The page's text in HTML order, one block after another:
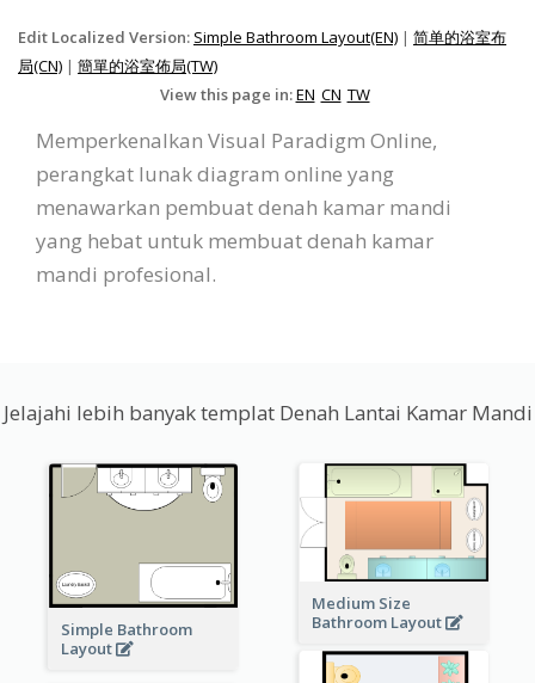
Edit Localized Version: Simple Bathroom Layout(EN) | 简单的浴室布
局(CN) | 簡單的浴室佈局(TW)
View this page in:EN CN TW
Memperkenalkan Visual Paradigm Online,
perangkat lunak diagram online yang
menawarkan pembuat denah kamar mandi
yang hebat untuk membuat denah kamar
mandi profesional.
Jelajahi lebih banyak templat Denah Lantai Kamar Mandi
Simple Bathroom
Layout
Medium Size
Bathroom Layout